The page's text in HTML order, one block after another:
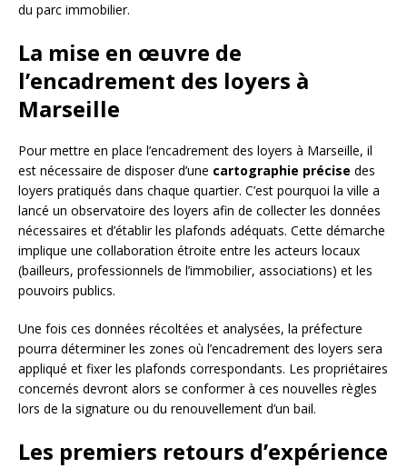
du parc immobilier.
La mise en œuvre de
l’encadrement des loyers à
Marseille
Pour mettre en place l’encadrement des loyers à Marseille, il
est nécessaire de disposer d’une cartographie précise des
loyers pratiqués dans chaque quartier. C’est pourquoi la ville a
lancé un observatoire des loyers afin de collecter les données
nécessaires et d’établir les plafonds adéquats. Cette démarche
implique une collaboration étroite entre les acteurs locaux
(bailleurs, professionnels de l’immobilier, associations) et les
pouvoirs publics.
Une fois ces données récoltées et analysées, la préfecture
pourra déterminer les zones où l’encadrement des loyers sera
appliqué et fixer les plafonds correspondants. Les propriétaires
concernés devront alors se conformer à ces nouvelles règles
lors de la signature ou du renouvellement d’un bail.
Les premiers retours d’expérience